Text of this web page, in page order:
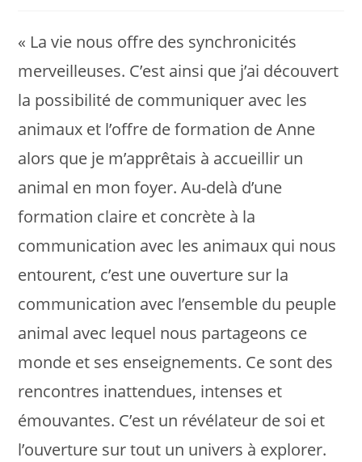
« La vie nous offre des synchronicités
merveilleuses. C’est ainsi que j’ai découvert
la possibilité de communiquer avec les
animaux et l’offre de formation de Anne
alors que je m’apprêtais à accueillir un
animal en mon foyer. Au-delà d’une
formation claire et concrète à la
communication avec les animaux qui nous
entourent, c’est une ouverture sur la
communication avec l’ensemble du peuple
animal avec lequel nous partageons ce
monde et ses enseignements. Ce sont des
rencontres inattendues, intenses et
émouvantes. C’est un révélateur de soi et
l’ouverture sur tout un univers à explorer.